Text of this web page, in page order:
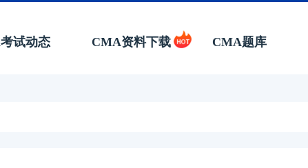
试动态 CMA资料下载 CMA题库